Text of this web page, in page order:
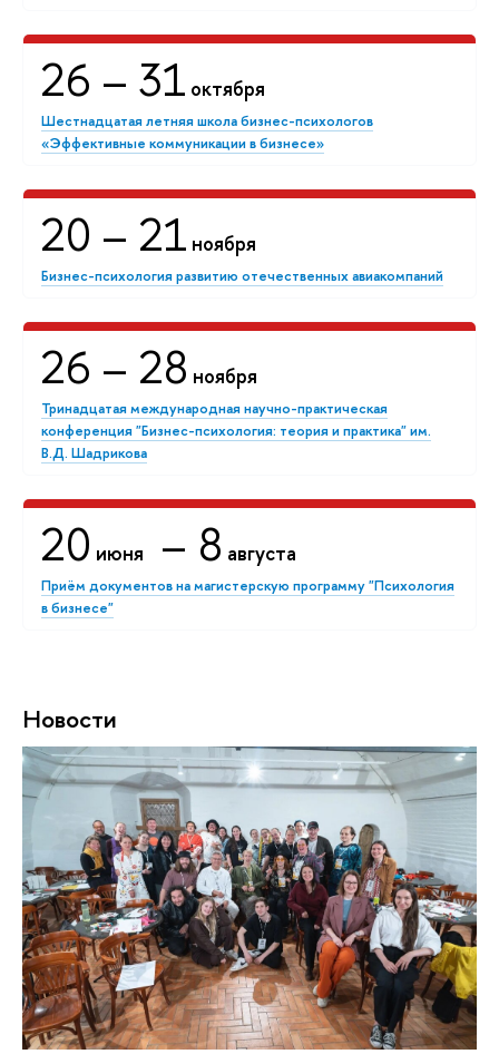
26 – 31 октября
Шестнадцатая летняя школа бизнес-психологов
«Эффективные коммуникации в бизнесе»
20 – 21 ноября
Бизнес-психология развитию отечественных авиакомпаний
26 – 28 ноября
Тринадцатая международная научно-практическая
конференция "Бизнес-психология: теория и практика" им.
В.Д. Шадрикова
20 июня – 8 августа
Приём документов на магистерскую программу "Психология
в бизнесе"
Новости